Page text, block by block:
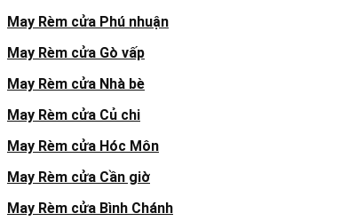
May Rèm cửa Phú nhuận
May Rèm cửa Gò vấp
May Rèm cửa Nhà bè
May Rèm cửa Củ chi
May Rèm cửa Hóc Môn
May Rèm cửa Cần giờ
May Rèm cửa Bình Chánh